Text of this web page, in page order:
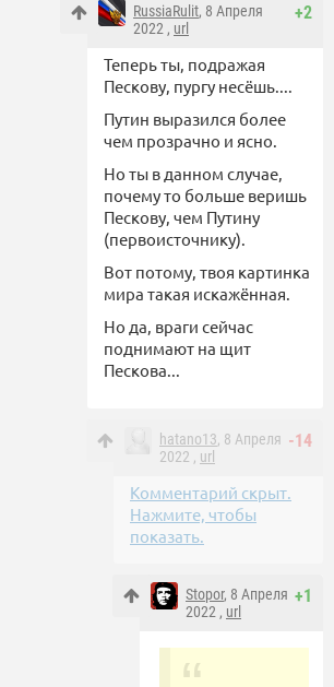
+2
RussiaRulit, 8 Апреля
2022 , url
Теперь ты, подражая
Пескову, пургу несёшь....
Путин выразился более
чем прозрачно и ясно.
Но ты в данном случае,
почему то больше веришь
Пескову, чем Путину
(первоисточнику).
Вот потому, твоя картинка
мира такая искажённая.
Но да, враги сейчас
поднимают на щит
Пескова...
-14
hatano13, 8 Апреля
2022 , url
Комментарий скрыт.
Нажмите, чтобы
показать.
+1
Stopor, 8 Апреля
2022 , url